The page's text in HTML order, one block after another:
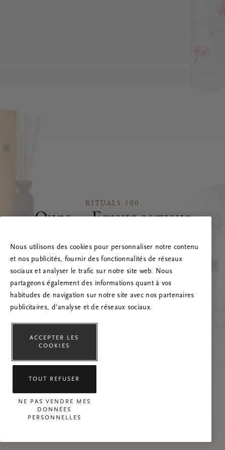
RITUALS 500
Oups… Erreur serveur
nous contacter si le problème persiste.
Nous utilisons des cookies pour personnaliser notre contenu
et nos publicités, fournir des fonctionnalités de réseaux
sociaux et analyser le trafic sur notre site web. Nous
partageons également des informations quant à vos
habitudes de navigation sur notre site avec nos partenaires
publicitaires, d'analyse et de réseaux sociaux.
ACCEPTER LES
COOKIES
TOUT REFUSER
NE PAS VENDRE MES
DONNÉES
PERSONNELLES